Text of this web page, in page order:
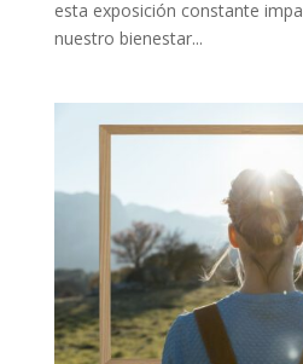
esta exposición constante
nuestro bienestar...